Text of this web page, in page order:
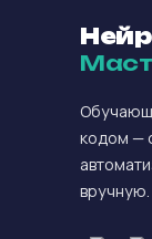
кодом —
вручную.